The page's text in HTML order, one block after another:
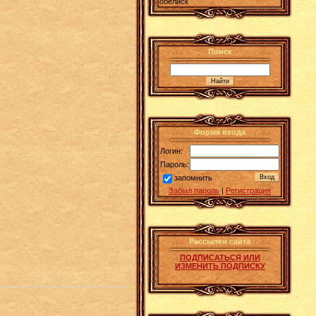
Поиск
Форма входа
Логин:
Пароль:
запомнить
Забыл пароль | Регистрация
Рассылки сайта
ПОДПИСАТЬСЯ ИЛИ
ИЗМЕНИТЬ ПОДПИСКУ